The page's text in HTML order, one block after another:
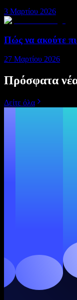
3 Μαρτίου 2026
Πώς να ακούτε
27 Μαρτίου 2026
Πρόσφατα
Δείτε όλα